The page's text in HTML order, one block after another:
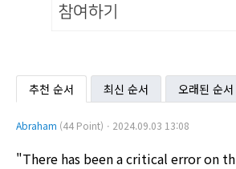
추천 순서 최신 순서 오래된 순서
Abraham (44 Point)ㆍ2024.09.03 13:08
"There has been a critical error on